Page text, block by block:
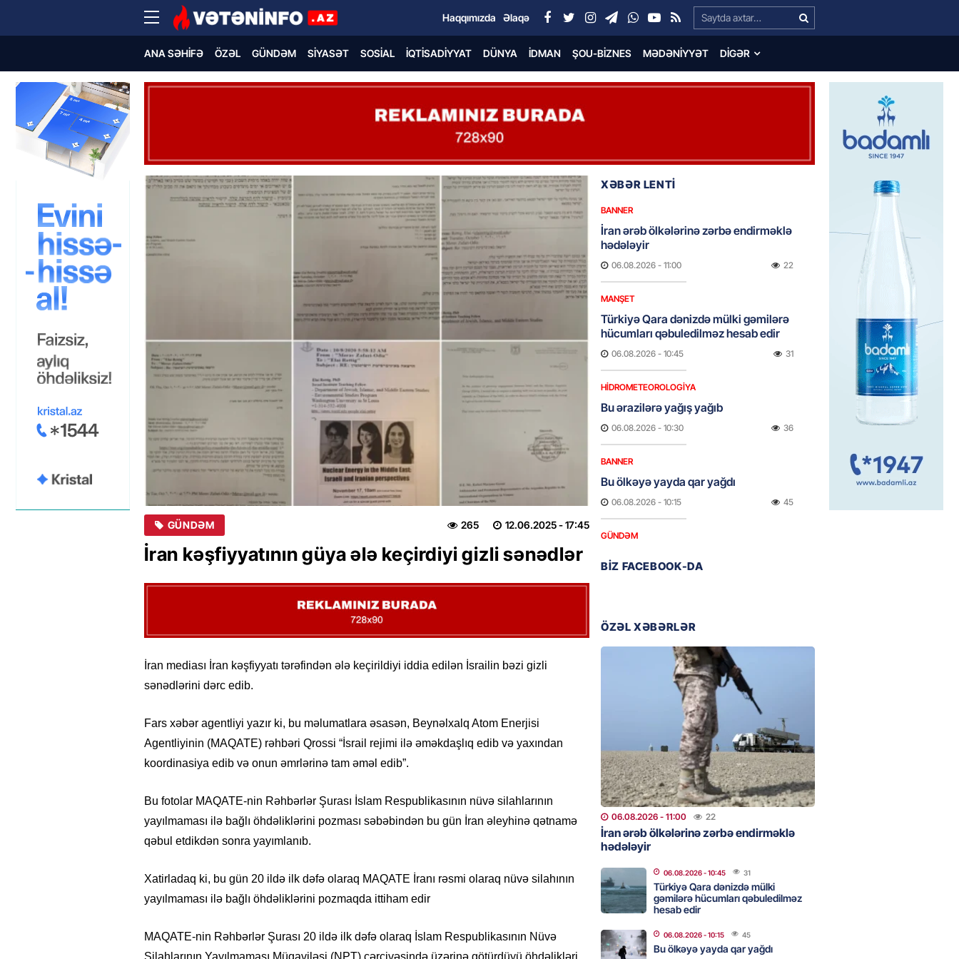
Search…
Haqqımızda Əlaqə
ANA SƏHIFƏ ÖZƏL GÜNDƏM SIYASƏT SOSIAL İQTISADIYYAT DÜNYA İDMAN ŞOU-BIZNES MƏDƏNIYYƏT DIGƏR
GÜNDƏM 12.06.2025- 17:45
265
İran kəşfiyyatının güya ələ keçirdiyi gizli sənədlər
İran mediası İran kəşfiyyatı tərəfindən ələ keçirildiyi iddia edilən İsrailin bəzi gizli
sənədlərini dərc edib.
Fars xəbər agentliyi yazır ki, bu məlumatlara əsasən, Beynəlxalq Atom Enerjisi
Agentliyinin (MAQATE) rəhbəri Qrossi “İsrail rejimi ilə əməkdaşlıq edib və yaxından
koordinasiya edib və onun əmrlərinə tam əməl edib”.
Bu fotolar MAQATE-nin Rəhbərlər Şurası İslam Respublikasının nüvə silahlarının
yayılmaması ilə bağlı öhdəliklərini pozması səbəbindən bu gün İran əleyhinə qətnamə
qəbul etdikdən sonra yayımlanıb.
Xatirladaq ki, bu gün 20 ildə ilk dəfə olaraq MAQATE İranı rəsmi olaraq nüvə silahının
yayılmaması ilə bağlı öhdəliklərini pozmaqda ittiham edir
MAQATE-nin Rəhbərlər Şurası 20 ildə ilk dəfə olaraq İslam Respublikasının Nüvə
XƏBƏR LENTİ
BANNER
İran ərəb ölkələrinə zərbə endirməklə
hədələyir
06.08.2026 - 11:00 22
MANŞET
Türkiyə Qara dənizdə mülki gəmilərə
hücumları qəbuledilməz hesab edir
06.08.2026 - 10:45 31
HIDROMETEOROLOGIYA
Bu ərazilərə yağış yağıb
06.08.2026 - 10:30 36
BANNER
Bu ölkəyə yayda qar yağdı
06.08.2026 - 10:15 45
GÜNDƏM
Yaponiyada Xirosima qurbanlarının
xatirəsi yad ediləcək
GÜNDƏM
Çingiz Qənizadə açıqlama verdi
- 09:45
Şirvan bölgəsində problem bitdi –
ADSEA Şurvan kanalını qısa müddətdə
bərpa elədi
05.08.2026- 22:08 307
İDMAN
Bu gün “Sabah” Danimarkada “Orhus”
klubu ilə qarşılaşacaq
05.08.2026
ÖZƏL
Ukraynaya məxsus təyyarə
qaldı
BIZ FACEBOOK-DA
ÖZƏL XƏBƏRLƏR
06.08.2026 - 11:00 22
İran ərəb ölkələrinə zərbə endirməklə
hədələyir
06.08.2026- 10:45 31
Türkiyə Qara dənizdə mülki
gəmilərə hücumları qəbuledilməz
hesab edir
06.08.2026- 10:15 45
Bu ölkəyə yayda qar yağdı